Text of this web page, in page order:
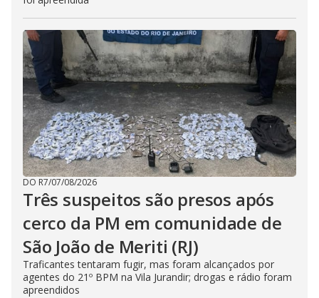
DO R7/07/08/2026
Três suspeitos são presos após
cerco da PM em comunidade de
São João de Meriti (RJ)
Traficantes tentaram fugir, mas foram alcançados por
agentes do 21º BPM na Vila Jurandir; drogas e rádio foram
apreendidos